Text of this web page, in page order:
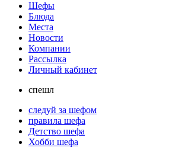
Шефы
Блюда
Места
Новости
Компании
Рассылка
Личный кабинет
спешл
следуй за шефом
правила шефа
Детство шефа
Хобби шефа